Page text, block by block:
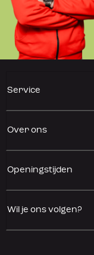
Service
Over ons
Openingstijden
Wil je ons volgen?